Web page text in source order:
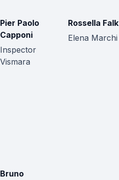
Pier Paolo
Capponi
Inspector
Vismara
Rossella Falk
Elena Marchi
Bruno